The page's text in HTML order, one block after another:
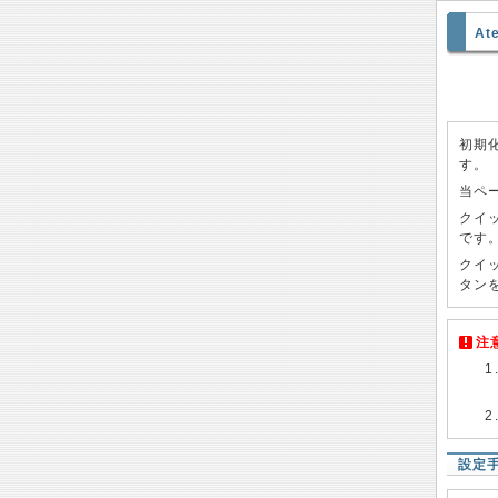
初期
す。
当ペ
クイ
です。
クイ
タン
注
設定